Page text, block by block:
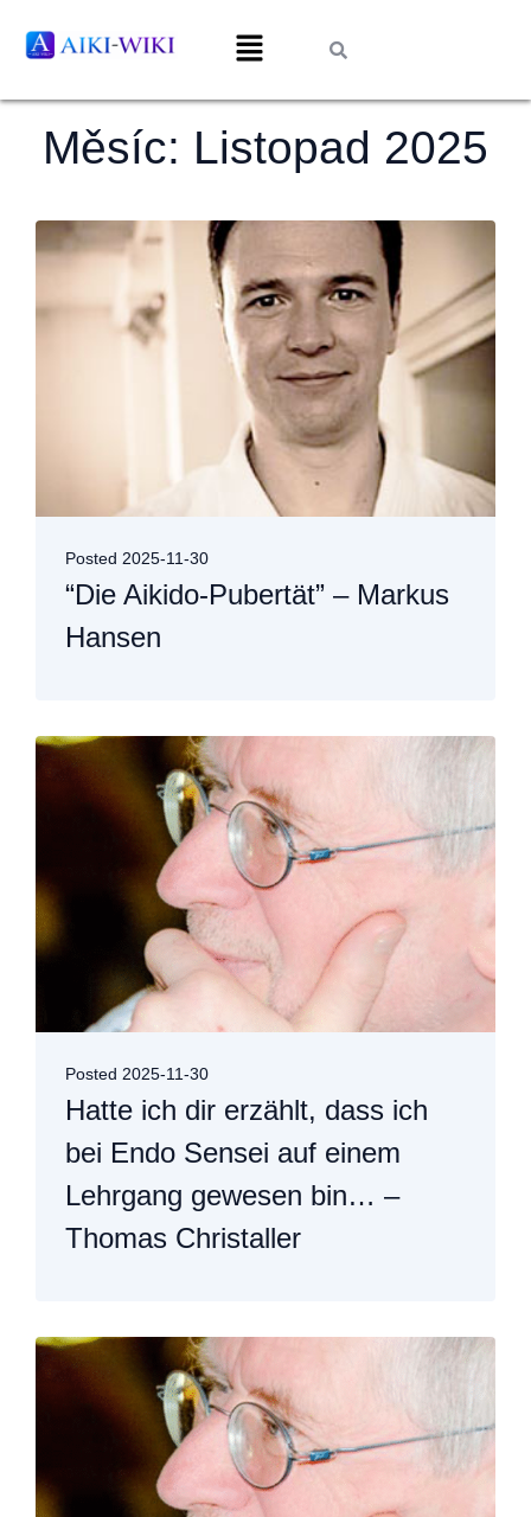
Měsíc: Listopad 2025
Posted 2025-11-30
“Die Aikido-Pubertät” – Markus
Hansen
Posted 2025-11-30
Hatte ich dir erzählt, dass ich
bei Endo Sensei auf einem
Lehrgang gewesen bin… –
Thomas Christaller